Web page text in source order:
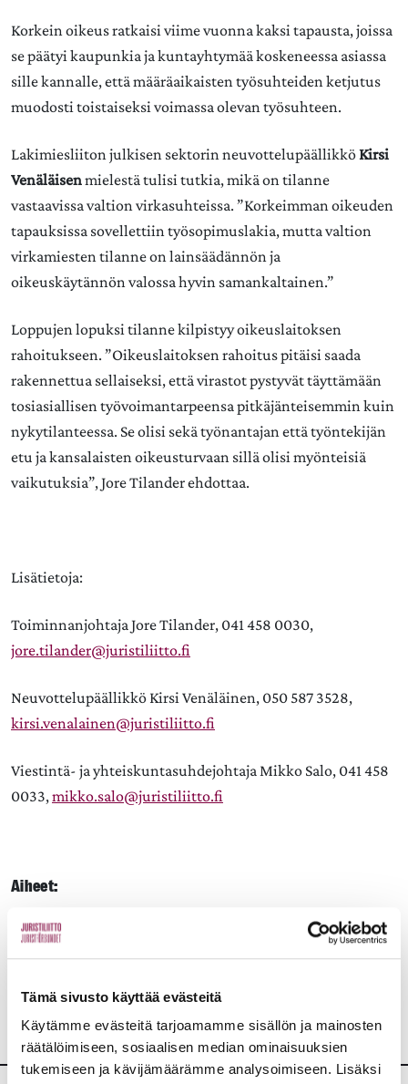
Tämä sivusto käyttää evästeitä
Käytämme evästeitä tarjoamamme sisällön ja mainosten
räätälöimiseen, sosiaalisen median ominaisuuksien
tukemiseen ja kävijämäärämme analysoimiseen. Lisäksi
Korkein oikeus ratkaisi viime vuonna kaksi tapausta, joissa
se päätyi kaupunkia ja kuntayhtymää koskeneessa asiassa
sille kannalle, että määräaikaisten työsuhteiden ketjutus
muodosti toistaiseksi voimassa olevan työsuhteen.
Lakimiesliiton julkisen sektorin neuvottelupäällikköKirsi
Venäläisenmielestä tulisi tutkia, mikä on tilanne
vastaavissa valtion virkasuhteissa. ”Korkeimman oikeuden
tapauksissa sovellettiin työsopimuslakia, mutta valtion
virkamiesten tilanne on lainsäädännön ja
oikeuskäytännön valossa hyvin samankaltainen.”
Loppujen lopuksi tilanne kilpistyy oikeuslaitoksen
rahoitukseen. ”Oikeuslaitoksen rahoitus pitäisi saada
rakennettua sellaiseksi, että virastot pystyvät täyttämään
tosiasiallisen työvoimantarpeensa pitkäjänteisemmin kuin
nykytilanteessa. Se olisi sekä työnantajan että työntekijän
etu ja kansalaisten oikeusturvaan sillä olisi myönteisiä
vaikutuksia”, Jore Tilander ehdottaa.
Lisätietoja:
Toiminnanjohtaja Jore Tilander, 041 458 0030,
jore.tilander@juristiliitto.fi
Neuvottelupäällikkö Kirsi Venäläinen, 050 587 3528,
kirsi.venalainen@juristiliitto.fi
Viestintä- ja yhteiskuntasuhdejohtaja Mikko Salo, 041 458
0033,mikko.salo@juristiliitto.fi
Aiheet: